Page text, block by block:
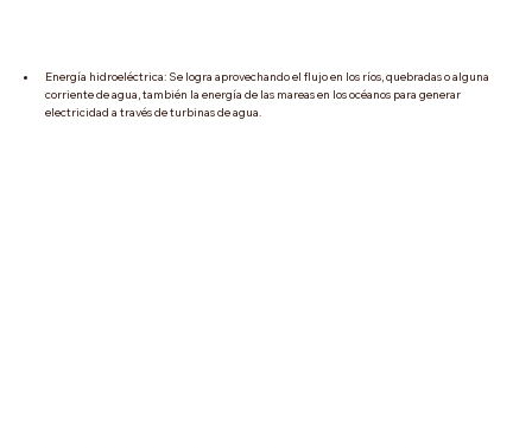
Energía hidroeléctrica: Se logra aprovechando el flujo en los ríos, quebradas o alguna
corriente de agua, también la energía de las mareas en los océanos para generar
electricidad a través de turbinas de agua.